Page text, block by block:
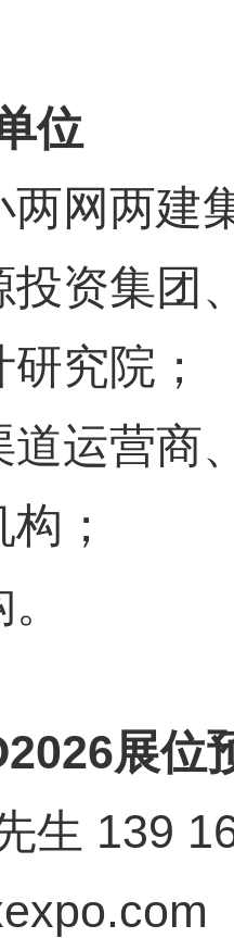
位
两网两建
投资集团
究院；
道运营商
；
展位
生 139